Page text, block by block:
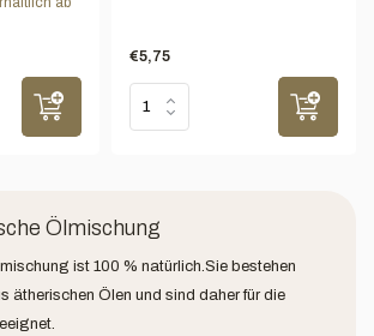
€5,75
Ölmischung
ist 100 % natürlich.Sie bestehen
ätherischen Ölen und sind daher für die